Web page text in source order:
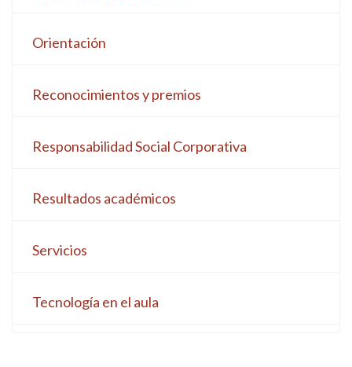
Orientación
Reconocimientos y premios
Responsabilidad Social Corporativa
Resultados académicos
Servicios
Tecnología en el aula